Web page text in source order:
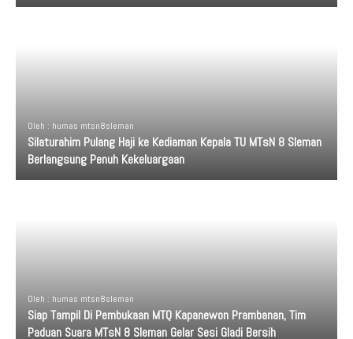
Oleh : humas mtsn8sleman
Silaturahim Pulang Haji ke Kediaman Kepala TU MTsN 8 Sleman
Berlangsung Penuh Kekeluargaan
Oleh : humas mtsn8sleman
Siap Tampil Di Pembukaan MTQ Kapanewon Prambanan, Tim
Paduan Suara MTsN 8 Sleman Gelar Sesi Gladi Bersih